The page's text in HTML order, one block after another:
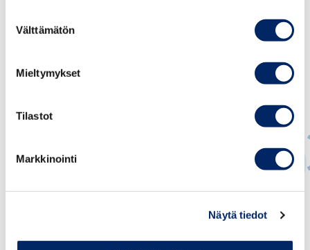
valinta
Välttämätön
Mieltymykset
Tilastot
Markkinointi
Näytä tiedot
JOHTAJA, KANSAINVÄLISET ASIAT; MAAJOHTAJA,